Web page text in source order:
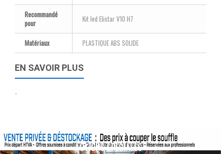
Recommandé
pour
Kit led Elistar V10 H7
Matériaux PLASTIQUE ABS SOLIDE
EN SAVOIR PLUS
-
ACTIONS SPÉCIALES